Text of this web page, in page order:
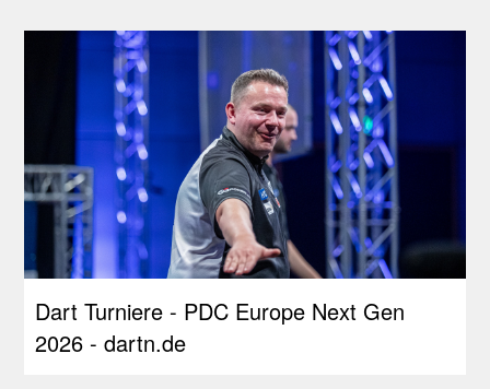
Dart Turniere - PDC Europe Next Gen
2026 - dartn.de